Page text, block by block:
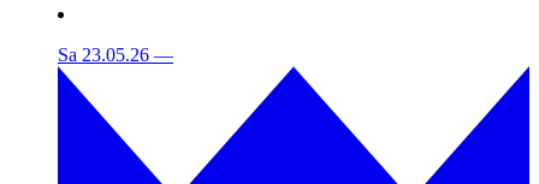
Sa 23.05.26 —